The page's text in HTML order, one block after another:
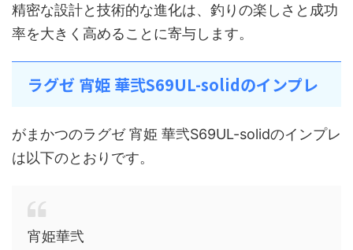
精密な設計と技術的な進化は、釣りの楽しさと成功
率を大きく高めることに寄与します。
ラグゼ 宵姫 華弐S69UL-solidのインプレ
がまかつのラグゼ 宵姫 華弐S69UL-solidのインプレ
は以下のとおりです。
宵姫華弐